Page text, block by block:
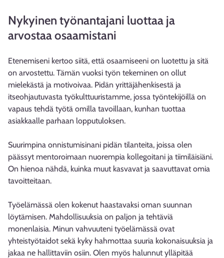
Nykyinen työnantajani luottaa ja
arvostaa osaamistani
Etenemiseni kertoo siitä, että osaamiseeni on luotettu ja sitä
on arvostettu. Tämän vuoksi työn tekeminen on ollut
mielekästä ja motivoivaa. Pidän yrittäjähenkisestä ja
itseohjautuvasta työkulttuuristamme, jossa työntekijöillä on
vapaus tehdä työtä omilla tavoillaan, kunhan tuottaa
asiakkaalle parhaan lopputuloksen.
Suurimpina onnistumisinani pidän tilanteita, joissa olen
päässyt mentoroimaan nuorempia kollegoitani ja tiimiläisiäni.
On hienoa nähdä, kuinka muut kasvavat ja saavuttavat omia
tavoitteitaan.
Työelämässä olen kokenut haastavaksi oman suunnan
löytämisen. Mahdollisuuksia on paljon ja tehtäviä
monenlaisia. Minun vahvuuteni työelämässä ovat
yhteistyötaidot sekä kyky hahmottaa suuria kokonaisuuksia ja
jakaa ne hallittaviin osiin. Olen myös halunnut ylläpitää